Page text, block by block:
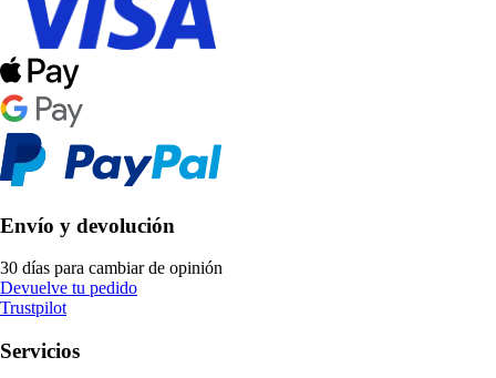
Envío y devolución
30 días para cambiar de opinión
Devuelve tu pedido
Trustpilot
Servicios